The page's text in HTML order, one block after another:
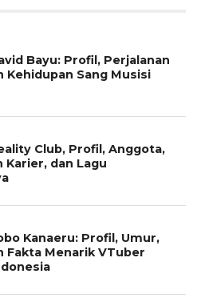
Bayu: Profil, Perjalanan
Kehidupan Sang Musisi
Club, Profil, Anggota,
Karier, dan Lagu
Kanaeru: Profil, Umur,
Fakta Menarik VTuber